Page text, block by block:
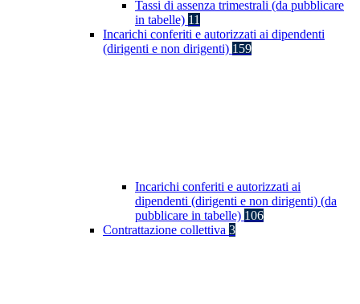
Tassi di assenza trimestrali (da pubblicare
in tabelle) 11
Incarichi conferiti e autorizzati ai dipendenti
(dirigenti e non dirigenti) 159
Incarichi conferiti e autorizzati ai
dipendenti (dirigenti e non dirigenti) (da
pubblicare in tabelle) 106
Contrattazione collettiva 3